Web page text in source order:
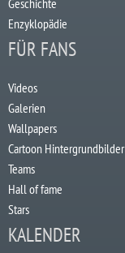
Enzyklopädie
FÜR FANS
Videos
Galerien
Wallpapers
Cartoon Hintergrundbilder
Teams
Hall of fame
Stars
KALENDER